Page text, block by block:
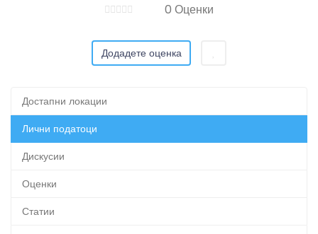
0 Оценки
Додадете оценка
Достапни локации
Лични податоци
Дискусии
Оценки
Статии